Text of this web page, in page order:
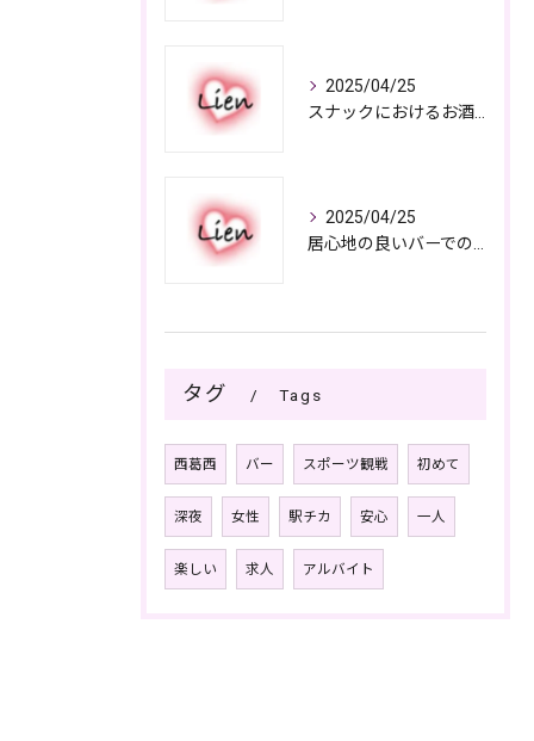
2025/04/25
2025/04/25
タグ Tags
西葛西 バー スポーツ観戦 初めて
深夜 女性 駅チカ 安心 一人
楽しい 求人 アルバイト